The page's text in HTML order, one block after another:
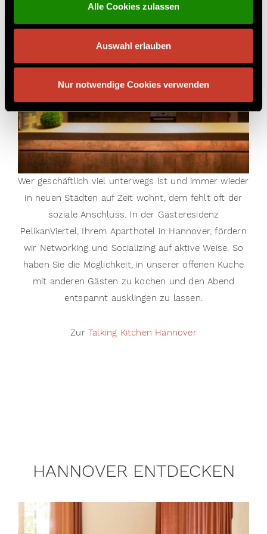
personalisieren, Funktionen für soziale Medien anbieten
zu können und die Zugriffe auf unsere Website zu
soziale Medien, Werbung und Analysen weiter. Unsere
Partner führen diese Informationen möglicherweise mit
haben oder die sie im Rahmen Ihrer Nutzung der Dienste
gesammelt haben.
Alle Cookies zulassen
Auswahl erlauben
Nur notwendige Cookies verwenden
Wer geschäftlich viel unterwegs ist und immer wieder
in neuen Städten auf Zeit wohnt, dem fehlt oft der
soziale Anschluss. In der Gästeresidenz
PelikanViertel, Ihrem Aparthotel in Hannover, fördern
wir Networking und Socializing auf aktive Weise. So
haben Sie die Möglichkeit, in unserer offenen Küche
mit anderen Gästen zu kochen und den Abend
entspannt ausklingen zu lassen.
Zur Talking Kitchen Hannover
HANNOVER ENTDECKEN